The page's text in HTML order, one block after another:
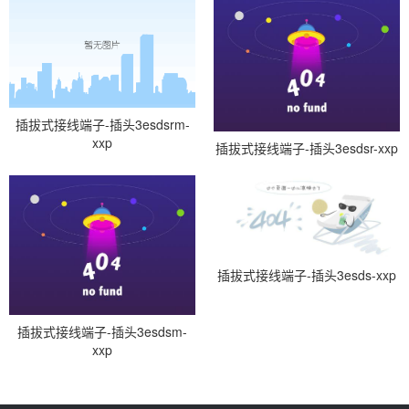
插拔式接线端子-插头3esdsrm-
xxp
插拔式接线端子-插头3esdsr-xxp
插拔式接线端子-插头3esdsm-
xxp
插拔式接线端子-插头3esds-xxp